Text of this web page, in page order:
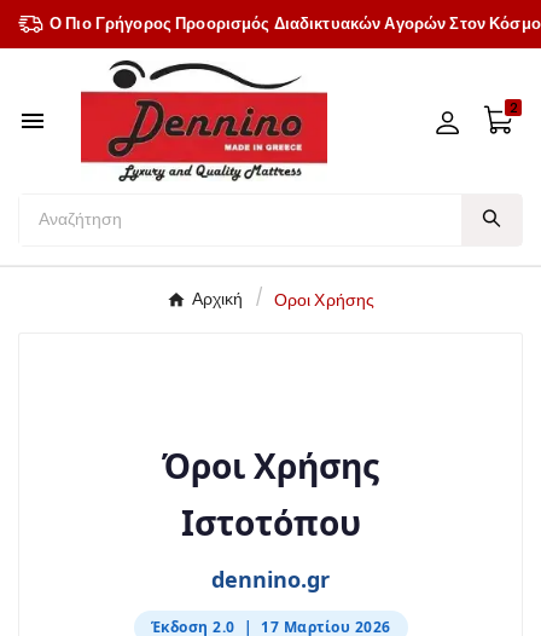
Ο Πιο Γρήγορος Προορισμός Διαδικτυακών Αγορών Στον Κόσμο
 2
Αρχική Οροι Χρήσης